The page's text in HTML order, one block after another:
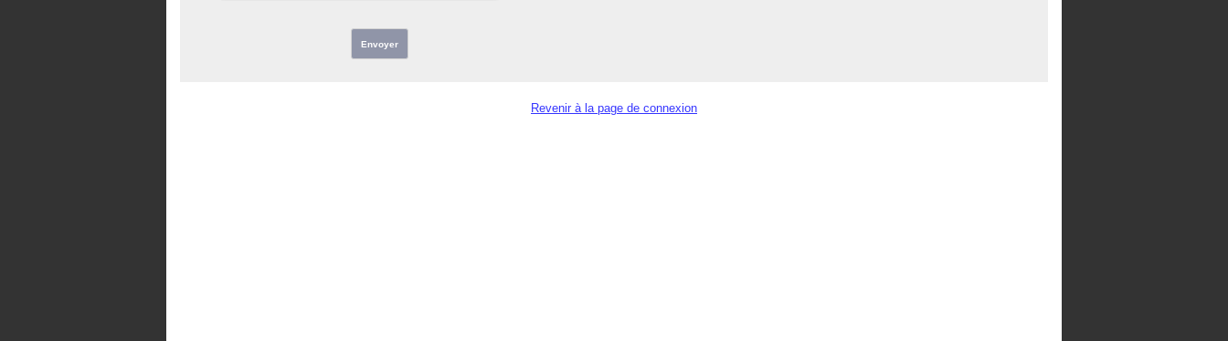
Envoyer
Revenir à la page de connexion